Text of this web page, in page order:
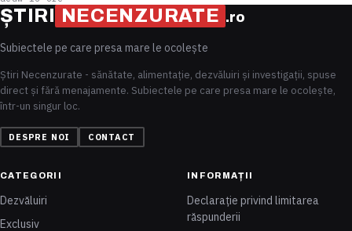
ȘTIRI NECENZURATE .ro
Subiectele pe care presa mare le ocolește
Știri Necenzurate - sănătate, alimentație, dezvăluiri și investigații, spuse
direct și fără menajamente. Subiectele pe care presa mare le ocolește,
într-un singur loc.
DESPRE NOI CONTACT
CATEGORII
Dezvăluiri
Exclusiv
INFORMAȚII
Declarație privind limitarea
răspunderii